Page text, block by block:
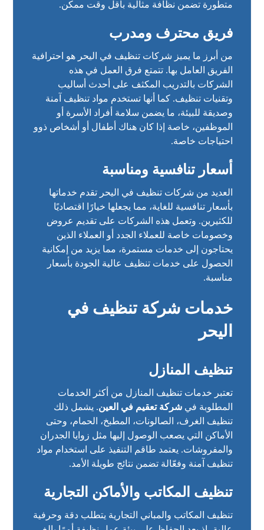
متطورة تضمن نظافة مثالية بأقل وقت ممكن.
فريق محترف ومدرب
من أبرز ما يميز شركات تنظيف في اليحر هو احترافية
الفريق العامل بها. تتمتع فرق العمل في هذه
الشركات بالتدريب المكثف على أحدث أساليب
وتقنيات تنظيف. كما أنها تستخدم مواد تنظيف آمنة
وصديقة للبيئة، ما يضمن سلامة أفراد الأسرة أو
الموظفين، خاصة إذا كان هناك أطفال أو أشخاص ذوو
احتياجات خاصة.
أسعار تنافسية ومناسبة
العديد من شركات تنظيف في اليحر تقدم خدماتها
بأسعار تنافسية للغاية، مما يجعلها خيارًا اقتصاديًا
للكثيرين. وتعمل هذه الشركات على تقديم عروض
وخصومات خاصة للعملاء الجدد أو العملاء الذين
يحتاجون إلى خدمات مستمرة، مما يزيد من إمكانية
الحصول على خدمات تنظيف عالية الجودة بأسعار
مناسبة.
خدمات شركة تنظيف في
اليحر
تنظيف المنازل
تعتبر خدمات تنظيف المنازل من أكثر الخدمات
المطلوبة فيشركة تعقيم في العين. يشمل ذلك
تنظيف الغرف، الصالونات، المطبخ، الحمام، وحتى
الأماكن التي يصعب الوصول إليها مثل زوايا الجدران
والمفروشات. يعتمد طاقم التنفيذ على استخدام مواد
تنظيف آمنة وفعّالة تضمن نتائج طويلة الأمد.
تنظيف المكاتب والأماكن التجارية
تنظيف المكاتب والمباني التجارية يتطلب دقة وحرفية